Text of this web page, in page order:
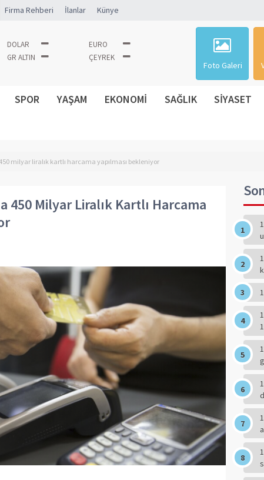
Firma Rehberi İlanlar Künye
DOLAR
EURO
GR ALTIN
ÇEYREK
Foto Galeri
SPOR YAŞAM EKONOMİ SAĞLIK SİYASET
milyar liralık kartlı harcama yapılması bekleniyor
450 Milyar Liralık Kartlı Harcama